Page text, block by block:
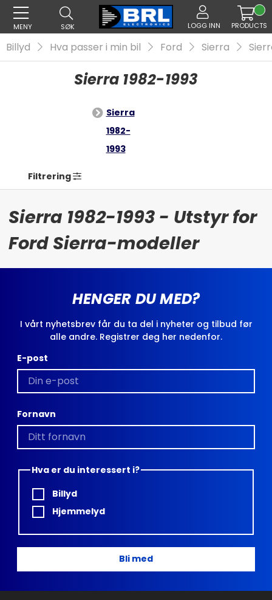
MENY SØK LOGG INN PRODUCTS
Billyd Hva passer i min bil Ford Sierra
Sierra 1982-1993
Sierra
1982-
1993
Filtrering
Sierra 1982-1993 - Utstyr for
Ford Sierra-modeller
HENGER DU MED?
I vårt nyhetsbrev får du ta del i nyheter og tilbud før
alle andre. Registrer deg her nedenfor.
E-post
Fornavn
Hva er du interessert i?
Billyd
Hjemmelyd
Bli med